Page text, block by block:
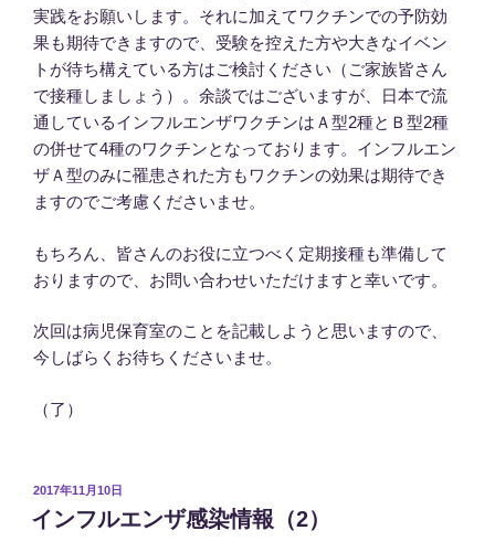
実践をお願いします。それに加えてワクチンでの予防効
果も期待できますので、受験を控えた方や大きなイベン
トが待ち構えている方はご検討ください（ご家族皆さん
で接種しましょう）。余談ではございますが、日本で流
通しているインフルエンザワクチンはＡ型2種とＢ型2種
の併せて4種のワクチンとなっております。インフルエン
ザＡ型のみに罹患された方もワクチンの効果は期待でき
ますのでご考慮くださいませ。
もちろん、皆さんのお役に立つべく定期接種も準備して
おりますので、お問い合わせいただけますと幸いです。
次回は病児保育室のことを記載しようと思いますので、
今しばらくお待ちくださいませ。
（了）
投
日:
2017年11月10日
インフルエンザ感染情報（2）